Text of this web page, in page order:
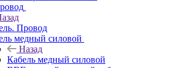
Провод
медный силовой
Назад
Кабель медный силовой